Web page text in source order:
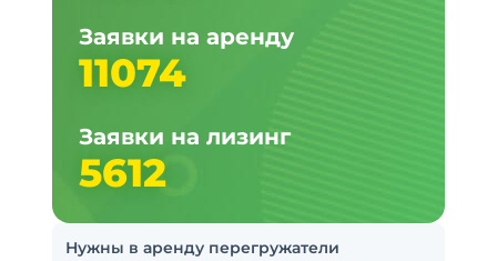
Заявки на аренду
11074
Заявки на лизинг
5612
Нужны в аренду перегружатели